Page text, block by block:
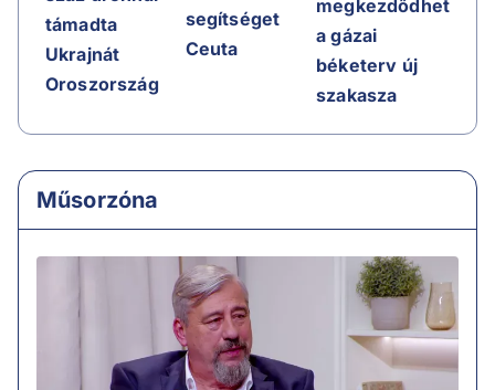
támadta
Ukrajnát
Oroszország
segítséget
Ceuta
megkezdődhet
a gázai
béketerv új
szakasza
Műsorzóna